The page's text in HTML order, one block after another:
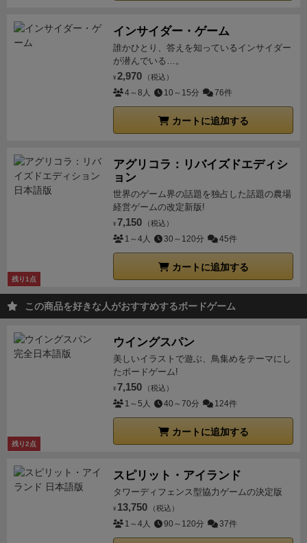
インサイダー・ゲーム
誰かひとり、答えを知っているインサイダー
が潜んでいる…。
¥ 2,970 （税込）
4～8人 10～15分 76件
カートに追加する
残り1点
アグリコラ：リバイズドエディシ
ョン
世界のゲーム界の話題を独占した話題の農場
経営ゲームの改定新版!
¥ 7,150 （税込）
1～4人 30～120分 45件
カートに追加する
この商品を好きな人がおすすめするボードゲーム
残り2点
ウイングスパン
美しいイラストで遊ぶ、鳥集めをテーマにし
たボードゲーム!
¥ 7,150 （税込）
1～5人 40～70分 124件
カートに追加する
スピリット・アイランド
タワーディフェンス型協力ゲームの決定版
¥ 13,750 （税込）
1～4人 90～120分 37件